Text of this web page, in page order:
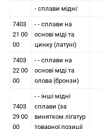
- сплави мідні:
7403
21 00
00
- - сплави на
основі міді та
цинку (латуні)
7403
22 00
00
- - сплави на
основі міді та
олова (бронзи)
7403
29 00
00
- - інші мідні
сплави (за
винятком лігатур
товарної позиції